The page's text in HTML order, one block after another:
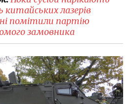
китайських лазерів
помітили партію
замовника